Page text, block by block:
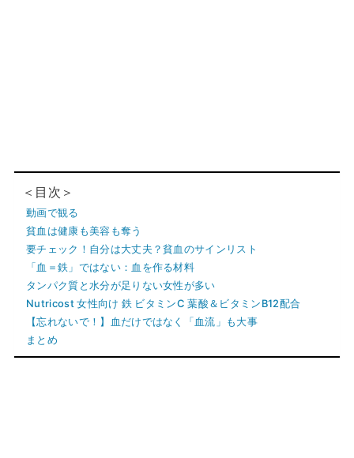
＜目次＞
動画で観る
貧血は健康も美容も奪う
要チェック！自分は大丈夫？貧血のサインリスト
「血＝鉄」ではない：血を作る材料
タンパク質と水分が足りない女性が多い
Nutricost 女性向け 鉄 ビタミンC 葉酸＆ビタミンB12配合
【忘れないで！】血だけではなく「血流」も大事
まとめ